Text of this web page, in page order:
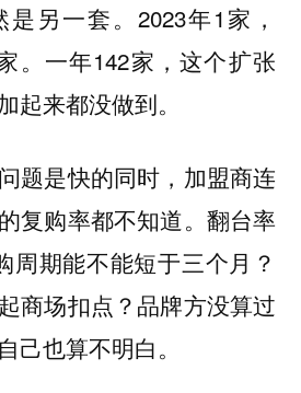
另一套。2023年1家，
。一年142家，这个扩张
起来都没做到。
题是快的同时，加盟商连
复购率都不知道。翻台率
周期能不能短于三个月？
商场扣点？品牌方没算过
己也算不明白。